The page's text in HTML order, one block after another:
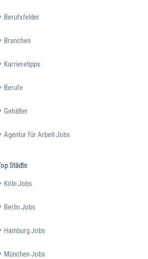
Berufsfelder
Branchen
Karrieretipps
Berufe
Gehälter
Agentur für Arbeit Jobs
Städte
Köln Jobs
Berlin Jobs
Hamburg Jobs
München Jobs